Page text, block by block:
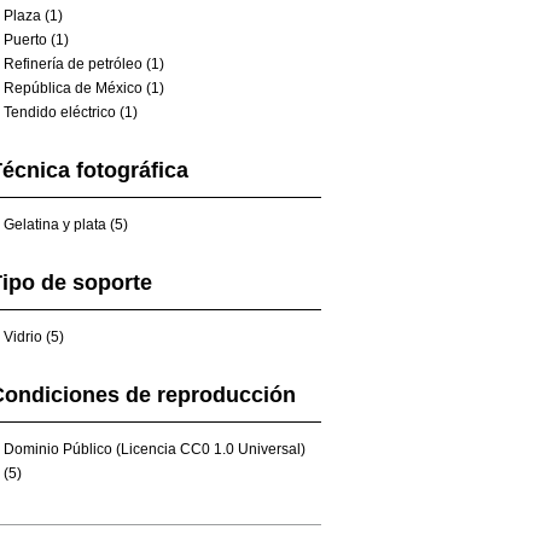
Plaza (1)
Puerto (1)
Refinería de petróleo (1)
República de México (1)
Tendido eléctrico (1)
fotográfica
Gelatina y plata (5)
de soporte
Vidrio (5)
de reproducción
Dominio Público (Licencia CC0 1.0 Universal)
(5)